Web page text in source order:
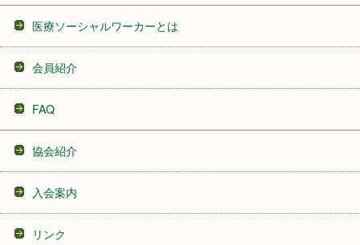
21:00
23:00
医療ソーシャルワーカーとは
会員紹介
FAQ
協会紹介
入会案内
リンク